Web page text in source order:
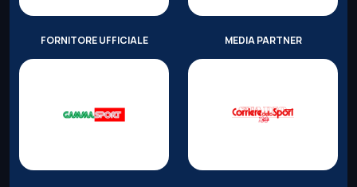
FORNITORE UFFICIALE MEDIA PARTNER